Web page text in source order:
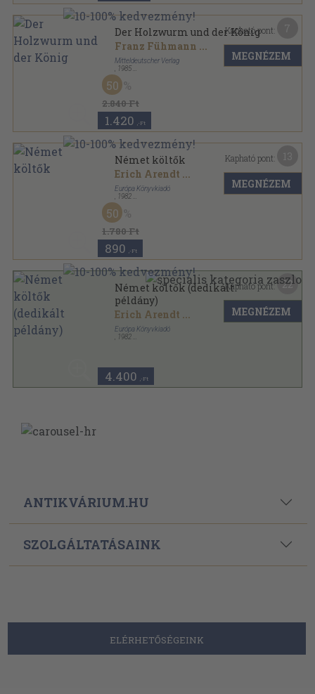
Der Holzwurm und der König
Franz Fühmann ...
Mitteldeutscher Verlag
1985
Vászon
2.840 Ft
50
1.420 ,-Ft
Kapható pont:
MEGNÉZEM
Német költők
Erich Arendt ...
Európa Könyvkiadó
1982
Vászon
Európai költészet sorozat
1.780 Ft
50
890 ,-Ft
Kapható pont:
MEGNÉZEM
Német költők (dedikált
példány)
Erich Arendt ...
Európa Könyvkiadó
1982
4.400 ,-Ft
Kapható pont: 22
MEGNÉZEM
ANTIKVÁRIUM.HU
SZOLGÁLTATÁSAINK
ELÉRHETŐSÉGEINK